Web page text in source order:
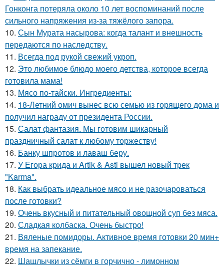
Гонконга потеряла около 10 лет воспоминаний после
сильного напряжения из-за тяжёлого запора.
10. Сын Мурата насырова: когда талант и внешность
передаются по наследству.
11. Всегда под рукой свежий укроп.
12. Это любимое блюдо моего детства, которое всегда
готовила мама!
13. Мясо по-тайски. Ингредиенты:
14. 18-Летний омич вынес всю семью из горящего дома и
получил награду от президента России.
15. Салат фантазия. Мы готовим шикарный
праздничный салат к любому торжеству!
16. Банку шпротов и лаваш беру.
17. У Егора крида и Artik & Asti вышел новый трек
"Karma".
18. Как выбрать идеальное мясо и не разочароваться
после готовки?
19. Очень вкусный и питательный овощной суп без мяса.
20. Сладкая колбаска. Очень быстро!
21. Вяленые помидоры. Активное время готовки 20 мин+
время на запекание.
22. Шашлычки из сёмги в горчично - лимонном